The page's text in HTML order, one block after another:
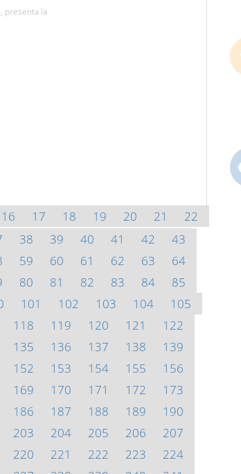
presenta la
16 17 18 19 20 21
22
38 39 40 41 42
43
59 60 61 62 63
64
80 81 82 83 84
85
101 102 103 104
105
118 119 120 121
122
135 136 137 138
139
152 153 154 155
156
169 170 171 172
173
186 187 188 189
190
203 204 205 206
207
220 221 222 223
224